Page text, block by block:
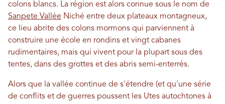
colons blancs. La région est alors connue sous le nom de
Sanpete Vallée Niché entre deux plateaux montagneux,
ce lieu abrite des colons mormons qui parviennent à
construire une école en rondins et vingt cabanes
rudimentaires, mais qui vivent pour la plupart sous des
tentes, dans des grottes et des abris semi-enterrés.
Alors que la vallée continue de s'étendre (et qu'une série
de conflits et de guerres poussent les Utes autochtones à